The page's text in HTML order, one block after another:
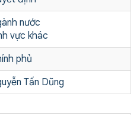
nước
vực khác
phủ
Tấn Dũng